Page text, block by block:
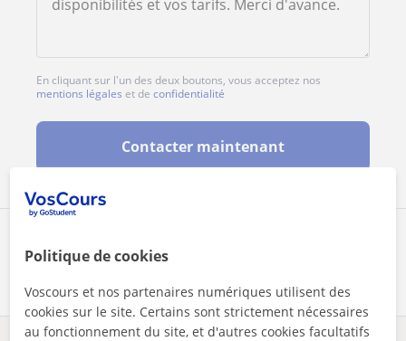
En cliquant sur l'un des deux boutons, vous acceptez nos
mentions légales et de confidentialité
Contacter maintenant
Politique de cookies
Voscours et nos partenaires numériques utilisent des
cookies sur le site. Certains sont strictement nécessaires
au fonctionnement du site, et d'autres cookies facultatifs